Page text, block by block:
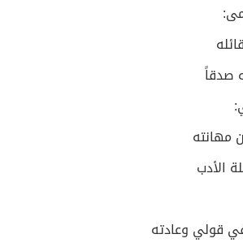
صدقاً
مهانته
الأدب
قولي وعادته